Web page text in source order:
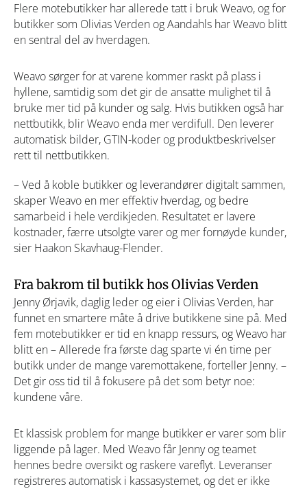
Flere motebutikker har allerede tatt i bruk Weavo, og for
butikker som Olivias Verden og Aandahls har Weavo blitt
en sentral del av hverdagen.
Weavo sørger for at varene kommer raskt på plass i
hyllene, samtidig som det gir de ansatte mulighet til å
bruke mer tid på kunder og salg. Hvis butikken også har
nettbutikk, blir Weavo enda mer verdifull. Den leverer
automatisk bilder, GTIN-koder og produktbeskrivelser
rett til nettbutikken.
– Ved å koble butikker og leverandører digitalt sammen,
skaper Weavo en mer effektiv hverdag, og bedre
samarbeid i hele verdikjeden. Resultatet er lavere
kostnader, færre utsolgte varer og mer fornøyde kunder,
sier Haakon Skavhaug-Flender.
Fra bakrom til butikk hos Olivias Verden
Jenny Ørjavik, daglig leder og eier i Olivias Verden, har
funnet en smartere måte å drive butikkene sine på. Med
fem motebutikker er tid en knapp ressurs, og Weavo har
blitt en – Allerede fra første dag sparte vi én time per
butikk under de mange varemottakene, forteller Jenny. –
Det gir oss tid til å fokusere på det som betyr noe:
kundene våre.
Et klassisk problem for mange butikker er varer som blir
liggende på lager. Med Weavo får Jenny og teamet
hennes bedre oversikt og raskere vareflyt. Leveranser
registreres automatisk i kassasystemet, og det er ikke